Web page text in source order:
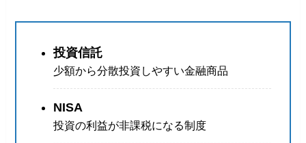
投資信託
少額から分散投資しやすい金融商品
NISA
投資の利益が非課税になる制度